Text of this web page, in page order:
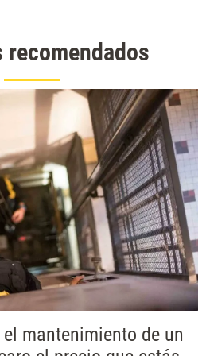
mantenimiento de un